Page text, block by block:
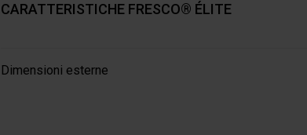
CARATTERISTICHE FRESCO® ÉLITE
Dimensioni esterne